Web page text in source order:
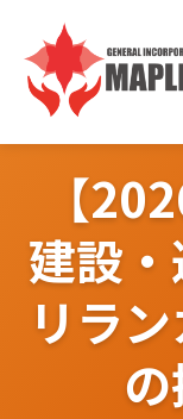
content
【
建設
リラ